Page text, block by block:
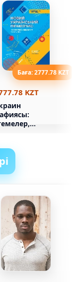
Баға: 2777.78 KZT
KZT